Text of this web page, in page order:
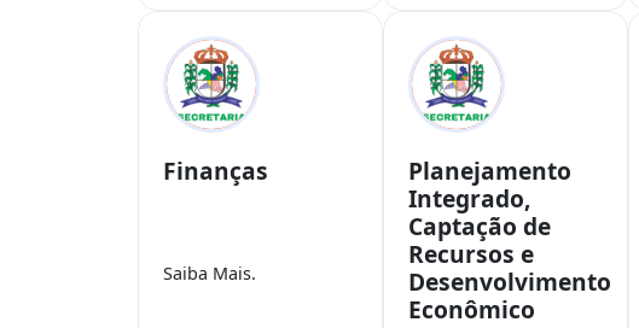
Finanças
Saiba Mais.
Planejamento
Integrado,
Captação de
Recursos e
Desenvolvimento
Econômico